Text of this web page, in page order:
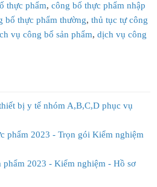
thực phẩm, công bố thực phẩm nhập
bố thực phẩm thường, thủ tục tự công
vụ công bố sản phẩm, dịch vụ công
bị y tế nhóm A,B,C,D phục vụ
phẩm 2023 - Trọn gói Kiểm nghiệm
phẩm 2023 - Kiểm nghiệm - Hồ sơ